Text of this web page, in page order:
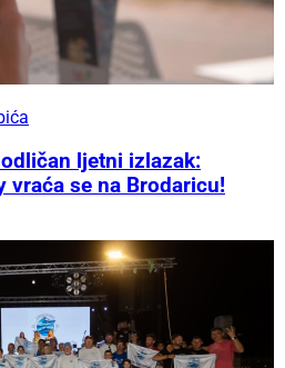
ljetni izlazak:
vraća se na Brodaricu!